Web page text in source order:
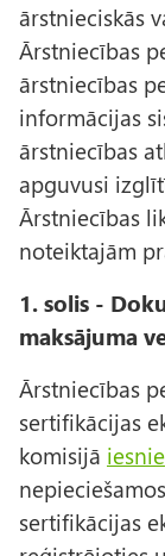
ārstnieciskās
Ārstniecības
ārstniecības
informācijas
ārstniecības
apguvusi
Ārstniecības
noteiktajām
1. solis -
maksājuma
Ārstniecības
sertifikācijas
komisijā
sertifikācijas